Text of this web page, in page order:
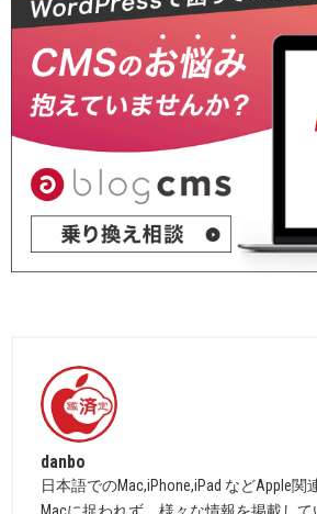
danbo
日本語でのMac,iPhone,iPad などApple関
Macに捉われず、様々な情報を掲載して